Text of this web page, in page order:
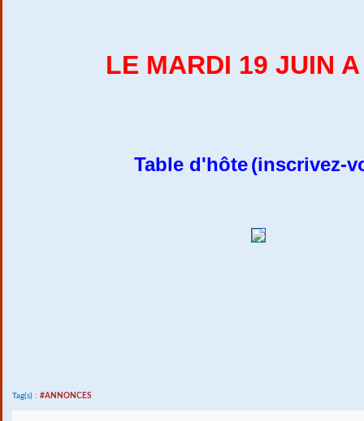
LE MARDI 19 JUIN
Table d'hôte(inscrivez-
Tag(s) : #ANNONCES